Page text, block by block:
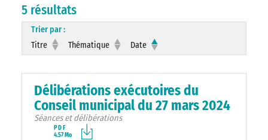
5 résultats
Trier par :
Titre
Thématique Date
Délibérations exécutoires du
Conseil municipal du 27 mars 2024
Séances et délibérations
PDF
4.57 Mo